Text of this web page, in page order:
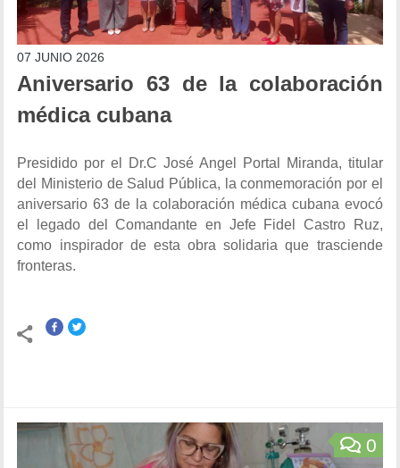
07 JUNIO 2026
Aniversario 63 de la colaboración
médica cubana
Presidido por el Dr.C José Angel Portal Miranda, titular
del Ministerio de Salud Pública, la conmemoración por el
aniversario 63 de la colaboración médica cubana evocó
el legado del Comandante en Jefe Fidel Castro Ruz,
como inspirador de esta obra solidaria que trasciende
fronteras.
0